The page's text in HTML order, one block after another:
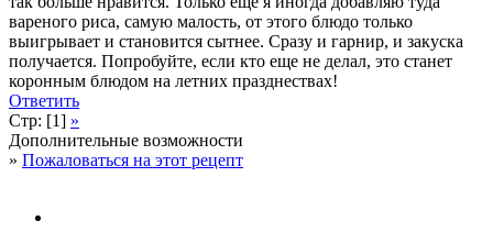
вареного риса, самую малость, от этого блюдо только
выигрывает и становится сытнее. Сразу и гарнир, и закуска
получается. Попробуйте, если кто еще не делал, это станет
коронным блюдом на летних празднествах!
Ответить
Стр: [1] »
Дополнительные возможности
» Пожаловаться на этот рецепт